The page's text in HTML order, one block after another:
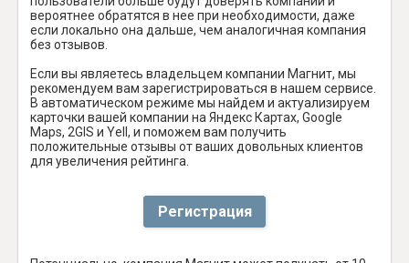
вероятнее обратятся в нее при необходимости, даже
если локально она дальше, чем аналогичная компания
без отзывов.
Если вы являетесь владельцем компании Магнит, мы
рекомендуем вам зарегистрироваться в нашем сервисе.
В автоматическом режиме мы найдем и актуализируем
карточки вашей компании на Яндекс Картах, Google
Maps, 2GIS и Yell, и поможем вам получить
положительные отзывы от ваших довольных клиентов
для увеличения рейтинга.
Регистрация